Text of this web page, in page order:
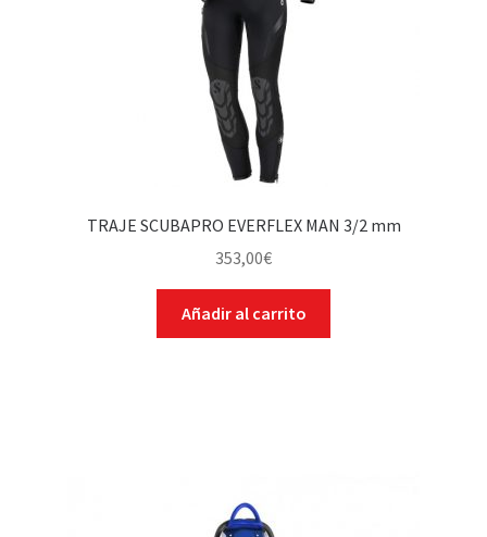
TRAJE SCUBAPRO EVERFLEX MAN 3/2 mm
353,00€
Añadir al carrito